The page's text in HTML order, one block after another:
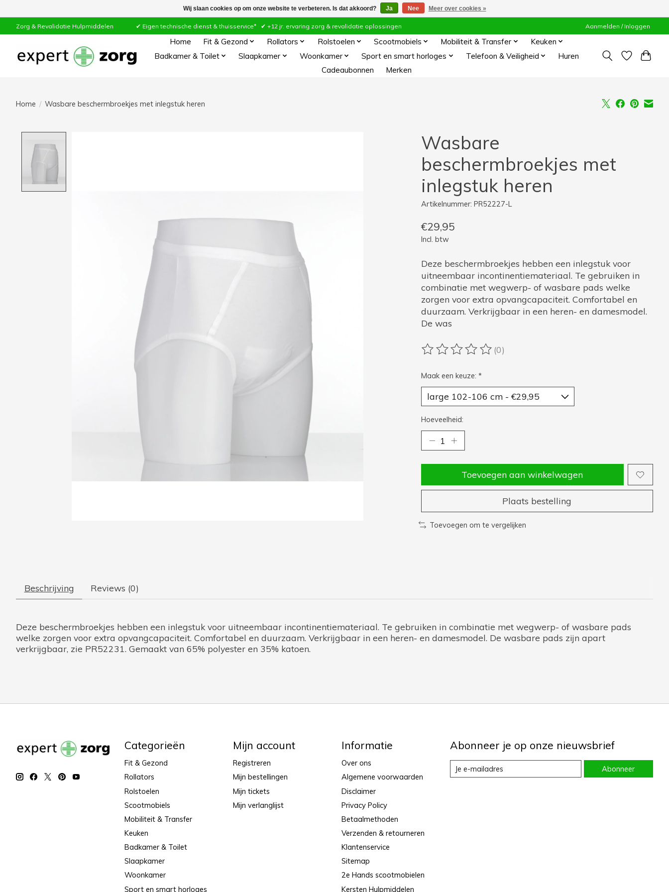
Zorg & Revalidatie Hulpmiddelen ✔ Eigen technische dienst & thuisservice* ✔ +12 jr. ervaring zorg & revalidatie oplossingen Aanmelden / Inloggen
Home Fit & Gezond Rollators Rolstoelen Scootmobiels Mobiliteit & Transfer
Keuken
Badkamer & Toilet
Slaapkamer Woonkamer Sport en smart horloges Telefoon & Veiligheid
Huren
Cadeaubonnen
Merken
Home / Wasbare beschermbroekjes met inlegstuk heren
Wasbare
beschermbroekjes met
inlegstuk heren
Artikelnummer: PR52227-L
€29,95
Incl. btw
Deze beschermbroekjes hebben een inlegstuk voor
uitneembaar incontinentiemateriaal. Te gebruiken in
combinatie met wegwerp- of wasbare pads welke
zorgen voor extra opvangcapaciteit. Comfortabel en
duurzaam. Verkrijgbaar in een heren- en damesmodel.
De was
De beoordeling van dit product is
(0)
Maak een keuze: *
Hoeveelheid:
Toevoegen aan winkelwagen
Plaats bestelling
Toevoegen om te vergelijken
Beschrijving Reviews (0)
Deze beschermbroekjes hebben een inlegstuk voor uitneembaar incontinentiemateriaal. Te gebruiken in combinatie met wegwerp- of wasbare pads
welke zorgen voor extra opvangcapaciteit. Comfortabel en duurzaam. Verkrijgbaar in een heren- en damesmodel. De wasbare pads zijn apart
verkrijgbaar, zie PR52231. Gemaakt van 65% polyester en 35% katoen.
Categorieën
Fit & Gezond
Rollators
Rolstoelen
Scootmobiels
Mobiliteit & Transfer
Keuken
Badkamer & Toilet
Slaapkamer
Woonkamer
Sport en smart horloges
Mijn account
Registreren
Mijn bestellingen
Mijn tickets
Mijn verlanglijst
Informatie
Over ons
Algemene voorwaarden
Disclaimer
Privacy Policy
Betaalmethoden
Verzenden & retourneren
Klantenservice
Sitemap
2e Hands scootmobielen
Kersten Hulpmiddelen
Abonneer je op onze nieuwsbrief
Abonneer
Wij slaan cookies op om onze website te verbeteren. Is dat akkoord? Ja Nee Meer over cookies »